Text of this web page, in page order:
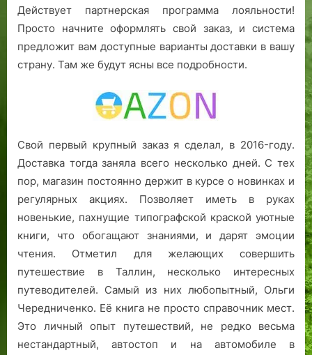
Действует партнерская программа лояльности!
Просто начните оформлять свой заказ, и система
предложит вам доступные варианты доставки в вашу
страну. Там же будут ясны все подробности.
Свой первый крупный заказ я сделал, в 2016-году.
Доставка тогда заняла всего несколько дней. С тех
пор, магазин постоянно держит в курсе о новинках и
регулярных акциях. Позволяет иметь в руках
новенькие, пахнущие типографской краской уютные
книги, что обогащают знаниями, и дарят эмоции
чтения. Отметил для желающих совершить
путешествие в Таллин, несколько интересных
путеводителей. Самый из них любопытный, Ольги
Чередниченко. Её книга не просто справочник мест.
Это личный опыт путешествий, не редко весьма
нестандартный, автостоп и на автомобиле в